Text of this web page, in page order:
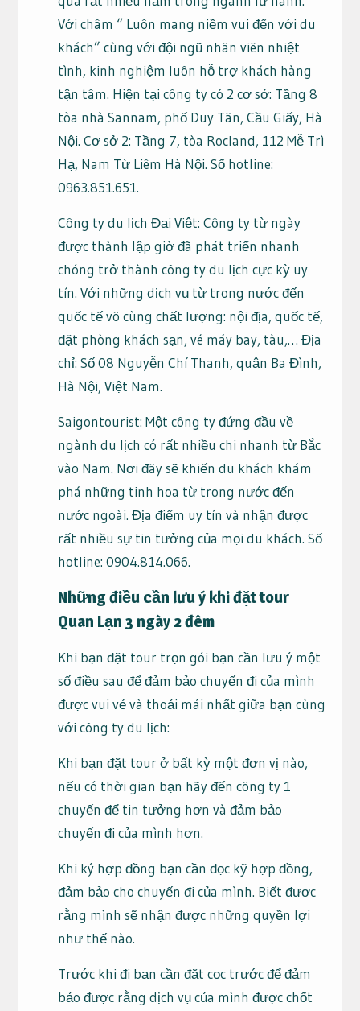
Với châm “ Luôn mang niềm vui đến với du
khách” cùng với đội ngũ nhân viên nhiệt
tình, kinh nghiệm luôn hỗ trợ khách hàng
tận tâm. Hiện tại công ty có 2 cơ sở: Tầng 8
tòa nhà Sannam, phố Duy Tân, Cầu Giấy, Hà
Nội. Cơ sở 2: Tầng 7, tòa Rocland, 112 Mễ Trì
Hạ, Nam Từ Liêm Hà Nội. Số hotline:
0963.851.651.
Công ty du lịch Đại Việt: Công ty từ ngày
được thành lập giờ đã phát triển nhanh
chóng trở thành công ty du lịch cực kỳ uy
tín. Với những dịch vụ từ trong nước đến
quốc tế vô cùng chất lượng: nội địa, quốc tế,
đặt phòng khách sạn, vé máy bay, tàu,… Địa
chỉ: Số 08 Nguyễn Chí Thanh, quận Ba Đình,
Hà Nội, Việt Nam.
Saigontourist: Một công ty đứng đầu về
ngành du lịch có rất nhiều chi nhanh từ Bắc
vào Nam. Nơi đây sẽ khiến du khách khám
phá những tinh hoa từ trong nước đến
nước ngoài. Địa điểm uy tín và nhận được
rất nhiều sự tin tưởng của mọi du khách. Số
hotline: 0904.814.066.
Những điều cần lưu ý khi đặt tour
Quan Lạn 3 ngày 2 đêm
Khi bạn đặt tour trọn gói bạn cần lưu ý một
số điều sau để đảm bảo chuyến đi của mình
được vui vẻ và thoải mái nhất giữa bạn cùng
với công ty du lịch:
Khi bạn đặt tour ở bất kỳ một đơn vị nào,
nếu có thời gian bạn hãy đến công ty 1
chuyến để tin tưởng hơn và đảm bảo
chuyến đi của mình hơn.
Khi ký hợp đồng bạn cần đọc kỹ hợp đồng,
đảm bảo cho chuyến đi của mình. Biết được
rằng mình sẽ nhận được những quyền lợi
như thế nào.
Trước khi đi bạn cần đặt cọc trước để đảm
bảo được rằng dịch vụ của mình được chốt